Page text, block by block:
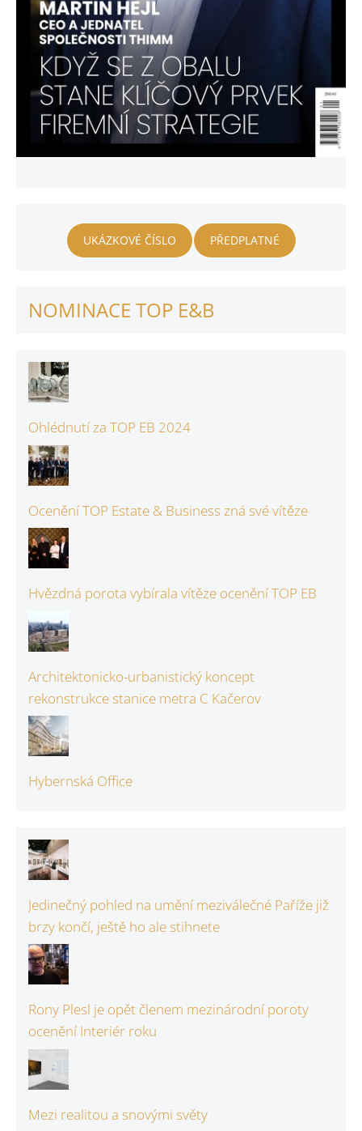
UKÁZKOVÉ ČÍSLO PŘEDPLATNÉ
NOMINACE TOP E&B
Ohlédnutí za TOP EB 2024
Ocenění TOP Estate & Business zná své vítěze
Hvězdná porota vybírala vítěze ocenění TOP EB
Architektonicko-urbanistický koncept
rekonstrukce stanice metra C Kačerov
Hybernská Office
Jedinečný pohled na umění meziválečné Paříže již
brzy končí, ještě ho ale stihnete
Rony Plesl je opět členem mezinárodní poroty
ocenění Interiér roku
Mezi realitou a snovými světy